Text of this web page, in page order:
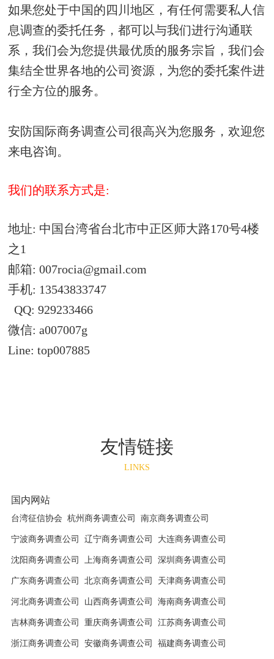
如果您处于中国的四川地区，有任何需要私人信
息调查的委托任务，都可以与我们进行沟通联
系，我们会为您提供最优质的服务宗旨，我们会
集结全世界各地的公司资源，为您的委托案件进
行全方位的服务。
安防国际商务调查公司很高兴为您服务，欢迎您
来电咨询。
我们的联系方式是:
地址: 中国台湾省台北市中正区师大路170号4楼
之1
邮箱:007rocia@gmail.com
手机: 13543833747
QQ: 929233466
微信: a007007g
Line: top007885
友情链接
LINKS
国内网站
台湾征信协会 杭州商务调查公司 南京商务调查公司
宁波商务调查公司 辽宁商务调查公司 大连商务调查公司
沈阳商务调查公司 上海商务调查公司 深圳商务调查公司
广东商务调查公司 北京商务调查公司 天津商务调查公司
河北商务调查公司 山西商务调查公司 海南商务调查公司
吉林商务调查公司 重庆商务调查公司 江苏商务调查公司
浙江商务调查公司 安徽商务调查公司 福建商务调查公司